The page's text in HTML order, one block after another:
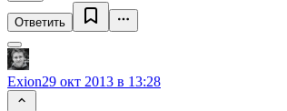
Ответить
Exion29 окт 2013 в 13:28